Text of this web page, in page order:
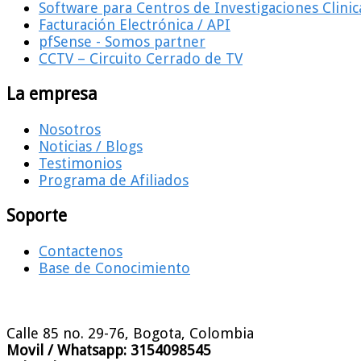
Software para Centros de Investigaciones
Facturación Electrónica / API
pfSense - Somos partner
CCTV – Circuito Cerrado de TV
La empresa
Nosotros
Noticias / Blogs
Testimonios
Programa de Afiliados
Soporte
Contactenos
Base de Conocimiento
Calle 85 no. 29-76, Bogota, Colombia
Movil / Whatsapp: 3154098545